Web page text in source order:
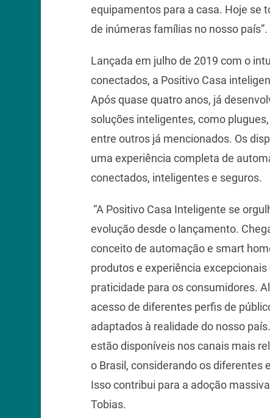
equipamentos para a casa. Hoje se
de inúmeras famílias no nosso país”.
Lançada em julho de 2019 com o
conectados, a Positivo Casa
Após quase quatro anos, já
soluções inteligentes, como
entre outros já mencionados. Os
uma experiência completa de
conectados, inteligentes e seguros.
“A Positivo Casa Inteligente se
evolução desde o lançamento.
conceito de automação e smart
produtos e experiência
praticidade para os consumidores.
acesso de diferentes perfis de
adaptados à realidade do nosso
estão disponíveis nos canais mais
o Brasil, considerando os diferentes
Isso contribui para a adoção
Tobias.